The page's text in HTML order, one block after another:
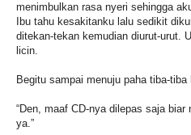
menimbulkan rasa nyeri sehingga
Ibu tahu kesakitanku lalu sedikit
ditekan-tekan kemudian diurut-urut.
licin.
Begitu sampai menuju paha tiba-
“Den, maaf CD-nya dilepas saja
ya.”